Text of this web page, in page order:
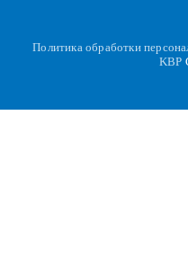
Политика обработки
KBP